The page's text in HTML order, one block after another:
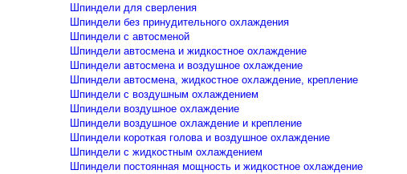
Шпиндели для сверления
Шпиндели без принудительного охлаждения
Шпиндели с автосменой
Шпиндели автосмена и жидкостное охлаждение
Шпиндели автосмена и воздушное охлаждение
Шпиндели автосмена, жидкостное охлаждение, крепление
Шпиндели с воздушным охлаждением
Шпиндели воздушное охлаждение
Шпиндели воздушное охлаждение и крепление
Шпиндели короткая голова и воздушное охлаждение
Шпиндели с жидкостным охлаждением
Шпиндели постоянная мощность и жидкостное охлаждение